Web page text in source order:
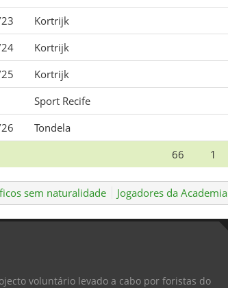
Kortrijk
Kortrijk
Kortrijk
Sport Recife
Tondela
66 1
sem naturalidade Jogadores da Academia
voluntário levado a cabo por foristas do